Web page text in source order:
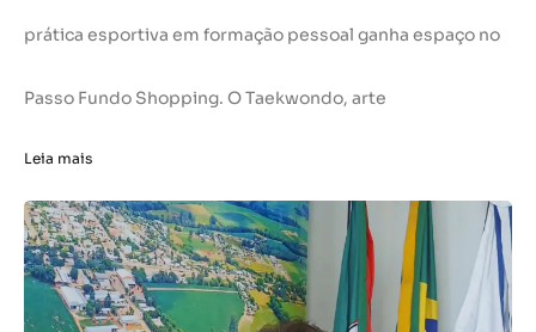
prática esportiva em formação pessoal ganha espaço no
Passo Fundo Shopping. O Taekwondo, arte
Leia mais